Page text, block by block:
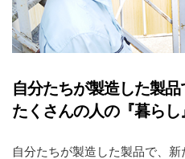
自分たちが製造した製品
たくさんの人の『暮らし
自分たちが製造した製品で、